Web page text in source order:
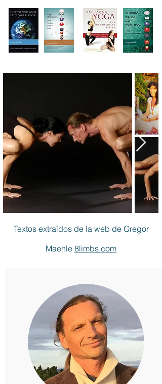
Textos extraídos de la web de Gregor
Maehle 8limbs.com